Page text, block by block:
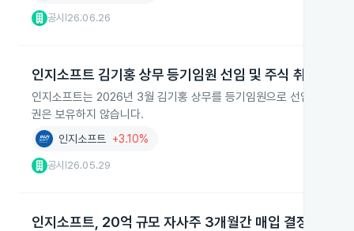
공시 26.06.26
인지소프트 김기홍 상무 등기임원 선임 및 주식 취득
인지소프트는 2026년 3월 김기홍 상무를 등기임원으로 선임하고,
권은 보유하지 않습니다.
인지소프트 +3.10%
공시 26.05.29
인지소프트, 20억 규모 자사주 3개월간 매입 결정